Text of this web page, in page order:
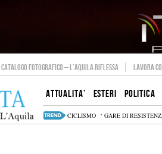
CATALOGO FOTOGRAFICO – L’AQUILA RIFLESSA LAVORA
ATTUALITA’ ESTERI POLITICA
CICLISMO GARE DI